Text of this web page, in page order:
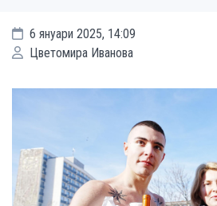
6 януари 2025, 14:09
Цветомира Иванова